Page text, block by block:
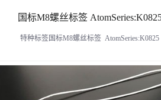
国标M8螺丝标签
特种标签国标M8螺丝标签 AtomSeries:K0825